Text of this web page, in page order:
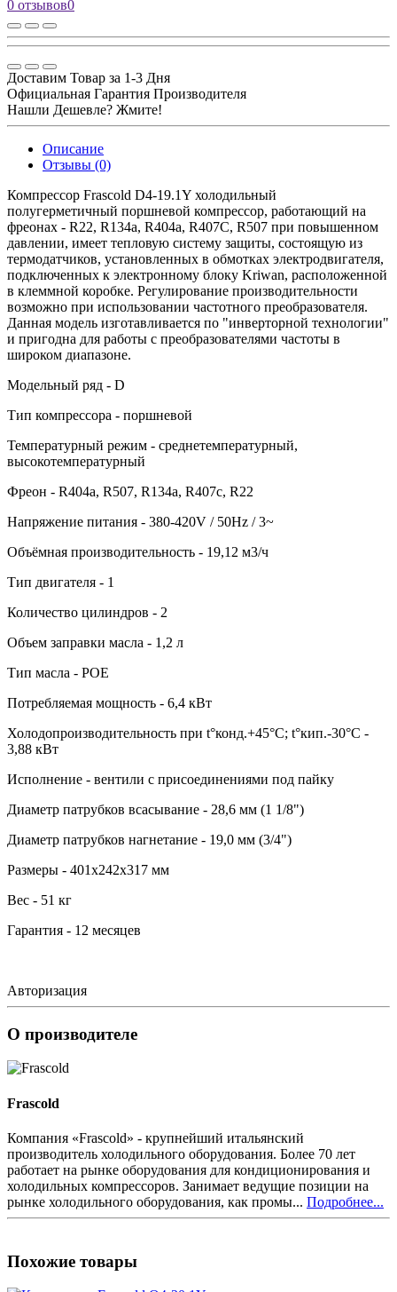
0 отзывов0
Доставим Товар за 1-3 Дня
Официальная Гарантия Производителя
Нашли Дешевле? Жмите!
Описание
Отзывы (0)
Компрессор Frascold D4-19.1Y холодильный
полугерметичный поршневой компрессор, работающий на
фреонах - R22, R134a, R404a, R407C, R507 при повышенном
давлении, имеет тепловую систему защиты, состоящую из
термодатчиков, установленных в обмотках электродвигателя,
подключенных к электронному блоку Kriwan, расположенной
в клеммной коробке. Регулирование производительности
возможно при использовании частотного преобразователя.
Данная модель изготавливается по "инверторной технологии"
и пригодна для работы с преобразователями частоты в
широком диапазоне.
Модельный ряд - D
Тип компрессора - поршневой
Температурный режим - среднетемпературный,
высокотемпературный
Фреон - R404a, R507, R134a, R407c, R22
Напряжение питания - 380-420V / 50Hz / 3~
Объёмная производительность - 19,12 м3/ч
Тип двигателя - 1
Количество цилиндров - 2
Объем заправки масла - 1,2 л
Тип масла - POE
Потребляемая мощность - 6,4 кВт
Холодопроизводительность при t°конд.+45°С; t°кип.-30°С -
3,88 кВт
Исполнение - вентили с присоединениями под пайку
Диаметр патрубков всасывание - 28,6 мм (1 1/8")
Диаметр патрубков нагнетание - 19,0 мм (3/4")
Размеры - 401х242х317 мм
Вес - 51 кг
Гарантия - 12 месяцев
Авторизация
О производителе
Frascold
Компания «Frascold» - крупнейший итальянский
производитель холодильного оборудования. Более 70 лет
работает на рынке оборудования для кондиционирования и
холодильных компрессоров. Занимает ведущие позиции на
рынке холодильного оборудования, как промы... Подробнее...
Похожие товары